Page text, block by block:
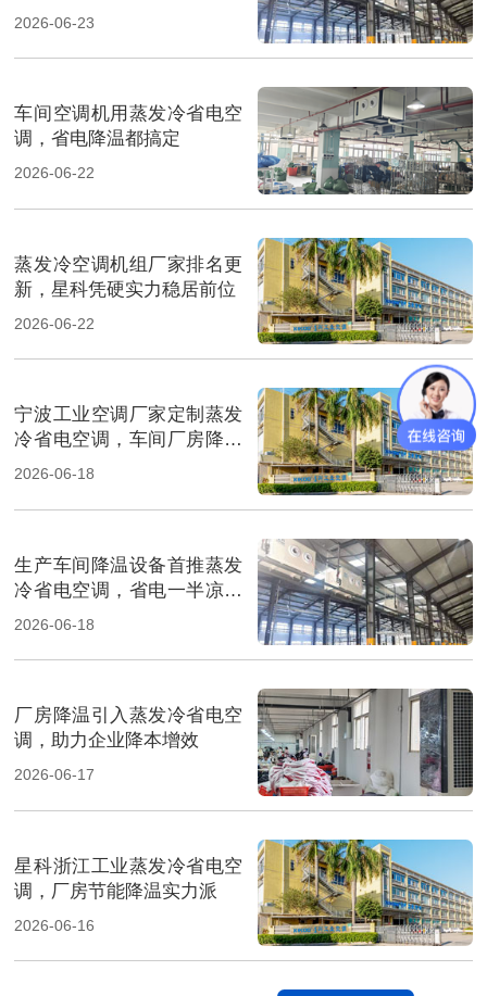
2026-06-23
车间空调机用蒸发冷省电空
调，省电降温都搞定
2026-06-22
蒸发冷空调机组厂家排名更
新，星科凭硬实力稳居前位
2026-06-22
宁波工业空调厂家定制蒸发
冷省电空调，车间厂房降温
省电
2026-06-18
生产车间降温设备首推蒸发
冷省电空调，省电一半凉快
翻倍
2026-06-18
厂房降温引入蒸发冷省电空
调，助力企业降本增效
2026-06-17
星科浙江工业蒸发冷省电空
调，厂房节能降温实力派
2026-06-16